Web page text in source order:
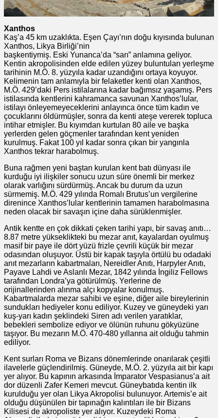
Xanthos
Kaş’a 45 km uzaklıkta. Eşen Çayı’nın doğu kıyısında bulunan
Xanthos, Likya Birliği’nin
başkentiymiş. Eski Yunanca’da “sarı” anlamına geliyor.
Kentin akropolisinden elde edilen yüzey buluntuları yerleşme
tarihinin M.Ö. 8. yüzyıla kadar uzandığını ortaya koyuyor.
Kelimenin tam anlamıyla bir felaketler kenti olan Xanthos,
M.Ö. 429’daki Pers istilalarına kadar bağımsız yaşamış. Pers
istilasında kentlerini kahramanca savunan Xanthos’lular,
istilayı önleyemeyeceklerini anlayınca önce tüm kadın ve
çocuklarını öldürmüşler, sonra da kenti ateşe vererek topluca
intihar etmişler. Bu kıyımdan kurtulan 80 aile ve başka
yerlerden gelen göçmenler tarafından kent yeniden
kurulmuş. Fakat 100 yıl kadar sonra çıkan bir yangınla
Xanthos tekrar harabolmuş.
Buna rağmen yeni baştan kurulan kent batı dünyası ile
kurduğu iyi ilişkiler sonucu uzun süre önemli bir merkez
olarak varlığını sürdürmüş. Ancak bu durum da uzun
sürmemiş. M.Ö. 429 yılında Romalı Brutus’un vergilerine
direnince Xanthos’lular kentlerinin tamamen harabolmasına
neden olacak bir savaşın içine daha sürüklenmişler.
Antik kentte en çok dikkati çeken tarihi yapı, bir savaş anıtı…
8.87 metre yükseklikteki bu mezar anıt, kayalardan oyulmuş
masif bir paye ile dört yüzü frizle çevrili küçük bir mezar
odasından oluşuyor. Üstü bir kapak taşıyla örtülü bu odadaki
anıt mezarların kabartmaları, Nereidler Anıtı, Harpyler Anıtı,
Payave Lahdi ve Aslanlı Mezar, 1842 yılında İngiliz Fellows
tarafından Londra’ya götürülmüş. Yerlerine de
orijinallerinden alınma alçı kopyalar konulmuş.
Kabartmalarda mezar sahibi ve eşine, diğer aile bireylerinin
sundukları hediyeler konu ediliyor. Kuzey ve güneydeki yarı
kuş-yarı kadın şeklindeki Siren adı verilen yaratıklar,
bebekleri sembolize ediyor ve ölünün ruhunu gökyüzüne
taşıyor. Bu mezarın M.Ö. 470-480 yıllarına ait olduğu tahmin
ediliyor.
Kent surları Roma ve Bizans dönemlerinde onarılarak çeşitli
ilavelerle güçlendirilmiş. Güneyde, M.Ö. 2. yüzyıla ait bir kapı
yer alıyor. Bu kapının arkasında İmparator Vespasianus’a ait
dor düzenli Zafer Kemeri mevcut. Güneybatıda kentin ilk
kurulduğu yer olan Likya Akropolisi bulunuyor. Artemis’e ait
olduğu düşünülen bir tapınağın kalıntıları ile bir Bizans
Kilisesi de akropoliste yer alıyor. Kuzeydeki Roma